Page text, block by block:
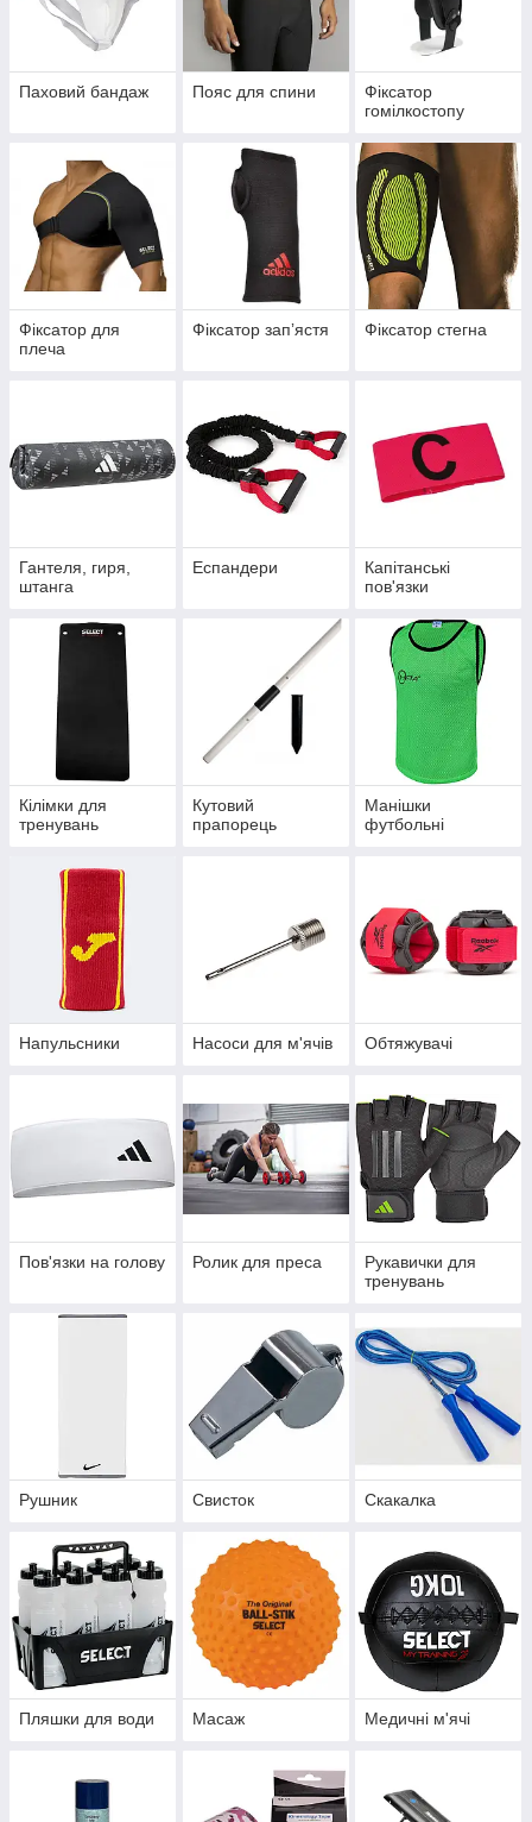
Паховий бандаж Пояс для спини
Фіксатор
гомілкостопу
Фіксатор для
плеча
Фіксатор запʼястя Фіксатор стегна
Гантеля, гиря,
штанга
Еспандери
Капітанські
пов'язки
Кілімки для
тренувань
Кутовий
прапорець
Манішки
футбольні
Напульсники Насоси для м'ячів Обтяжувачі
Пов'язки на голову Ролик для преса
Рукавички для
тренувань
Рушник Свисток Скакалка
Пляшки для води Масаж Медичні м'ячі